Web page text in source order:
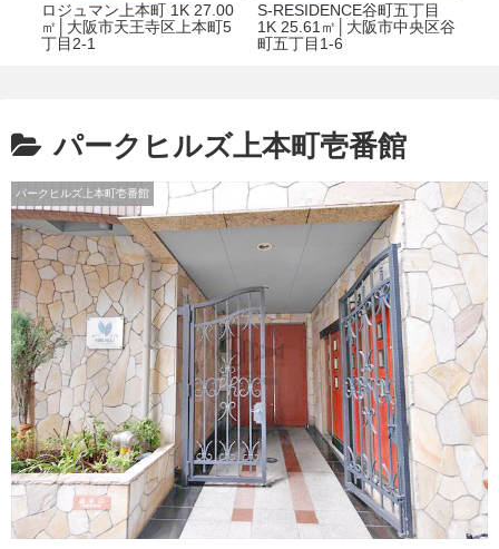
ロジュマン上本町 1K 27.00
㎡│大阪市天王寺区上本町5
丁目2-1
S-RESIDENCE谷町五丁目
1K 25.61㎡│大阪市中央区谷
町五丁目1-6
パークヒルズ上本町壱番館
パークヒルズ上本町壱番館